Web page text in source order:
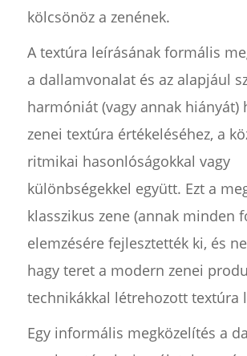
kölcsönöz a zenének.
A textúra leírásának formális
a dallamvonalat és az alapjául
harmóniát (vagy annak hiányát)
zenei textúra értékeléséhez, a
ritmikai hasonlóságokkal vagy
különbségekkel együtt. Ezt a
klasszikus zene (annak minden
elemzésére fejlesztették ki, és
hagy teret a modern zenei
technikákkal létrehozott textúra
Egy informális megközelítés a